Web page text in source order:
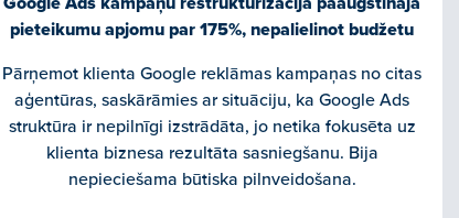
pieteikumu apjomu par 175%, nepalielinot budžetu
Pārņemot klienta Google reklāmas kampaņas no citas
aģentūras, saskārāmies ar situāciju, ka Google Ads
struktūra ir nepilnīgi izstrādāta, jo netika fokusēta uz
klienta biznesa rezultāta sasniegšanu. Bija
nepieciešama būtiska pilnveidošana.